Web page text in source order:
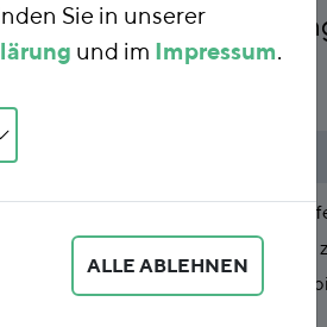
anstatt weiterer
Stellungnahme im Rahmen der
Anhörung des
Verlängerung des sogenannten
Sie in unserer
und im Impressum.
ALLE ABLEHNEN